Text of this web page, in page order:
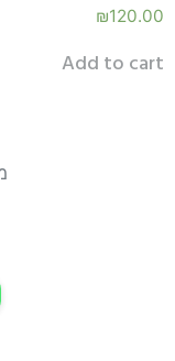
₪120.00
Add to cart